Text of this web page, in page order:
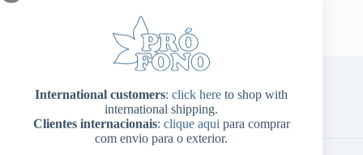
International customers: click here to shop with
international shipping.
Clientes internacionais: clique aqui para comprar
com envio para o exterior.
página
do
produto
Home Sobre Nós Produtos
Minha conta